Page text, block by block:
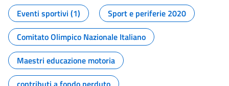
Eventi sportivi (1)
Sport e periferie 2020
Comitato Olimpico Nazionale Italiano
Maestri educazione motoria